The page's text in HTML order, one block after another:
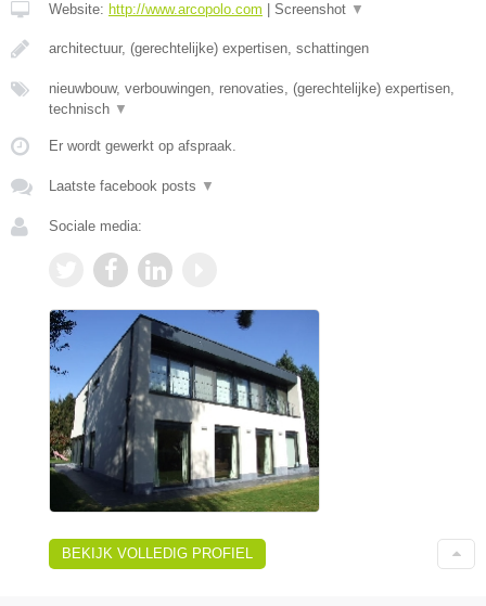
Website: http://www.arcopolo.com Screenshot ▼
architectuur, (gerechtelijke) expertisen, schattingen
nieuwbouw, verbouwingen, renovaties, (gerechtelijke) expertisen,
technisch ▼
Er wordt gewerkt op afspraak.
Laatste facebook posts ▼
Sociale media:
BEKIJK VOLLEDIG PROFIEL